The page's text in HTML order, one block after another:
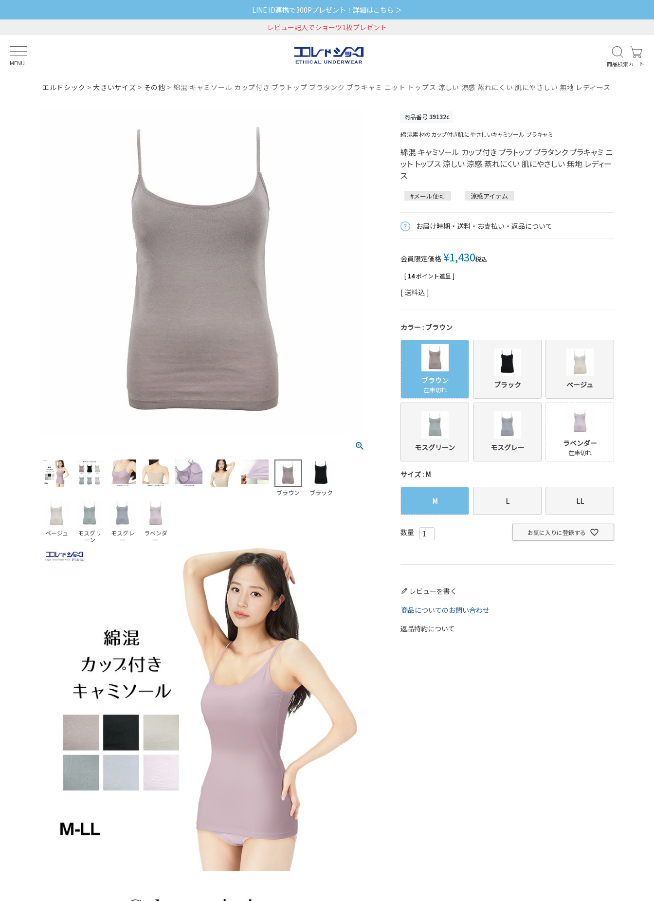
LINE ID連携で300Pプレゼント！詳細はこちら ＞
レビュー記入でショーツ1枚プレゼント
MENU 商品検索カート
エルドシック 大きいサイズ その他 綿混 キャミソール カップ付き ブラトップ ブラタンク ブラキャミ ニット トップス 涼しい 涼感 蒸れにくい 肌にやさしい 無地 レディース
ブラウン ブラック
ベージュ
モスグリ
ーン
モスグレ
ー
ラベンダ
ー
商品番号39132c
綿混素材のカップ付き肌にやさしいキャミソール ブラキャミ
綿混 キャミソール カップ付き ブラトップ ブラタンク ブラキャミ ニ
ット トップス 涼しい 涼感 蒸れにくい 肌にやさしい 無地 レディー
ス
#メール便可 涼感アイテム
お届け時期・送料・お支払い・返品について
会員限定価格 ¥1,430税込
[ 14ポイント進呈 ]
送料込
カラー ブラウン
ブラウン
在庫切れ
ブラック ベージュ
モスグリーン モスグレー ラベンダー
在庫切れ
サイズ M
M L LL
お気に入りに登録する
レビューを書く
商品についてのお問い合わせ
返品特約について